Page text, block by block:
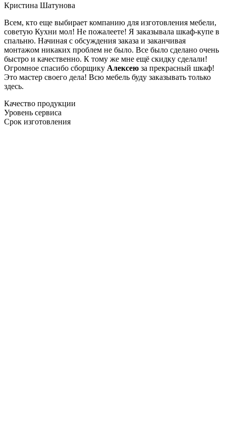
Кристина Шатунова
Всем, кто еще выбирает компанию для изготовления мебели,
советую Кухни мол! Не пожалеете! Я заказывала шкаф-купе в
спальню. Начиная с обсуждения заказа и заканчивая
монтажом никаких проблем не было. Все было сделано очень
быстро и качественно. К тому же мне ещё скидку сделали!
Огромное спасибо сборщику Алексею за прекрасный шкаф!
Это мастер своего дела! Всю мебель буду заказывать только
здесь.
Качество продукции
Уровень сервиса
Срок изготовления